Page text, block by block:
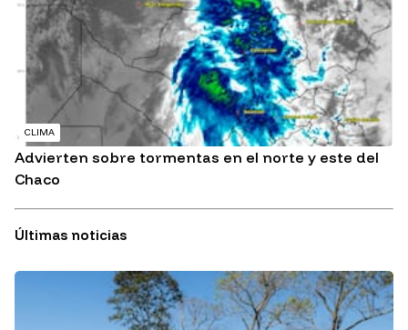
CLIMA
Advierten sobre tormentas en el norte y este del
Chaco
Últimas noticias